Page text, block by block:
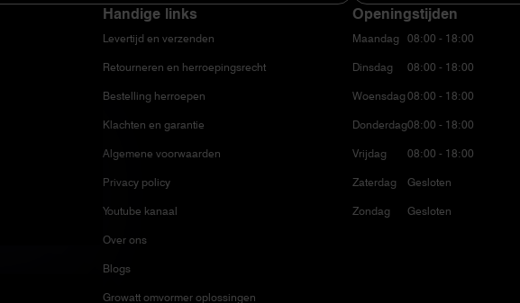
Handige links
Levertijd en verzenden
Retourneren en herroepingsrecht
Bestelling herroepen
Klachten en garantie
Algemene voorwaarden
Privacy policy
Youtube kanaal
Over ons
Blogs
Growatt omvormer oplossingen
Openingstijden
Maandag
Dinsdag
Woensdag
Donderdag
Vrijdag
Zaterdag
Zondag
08:00 - 18:00
08:00 - 18:00
08:00 - 18:00
08:00 - 18:00
08:00 - 18:00
Gesloten
Gesloten